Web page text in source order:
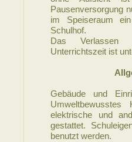
Pausenversorgung
im Speiseraum
Schulhof.
Das Verlassen
Unterrichtszeit ist
Gebäude und
elektrische und
gestattet.
benutzt werden.